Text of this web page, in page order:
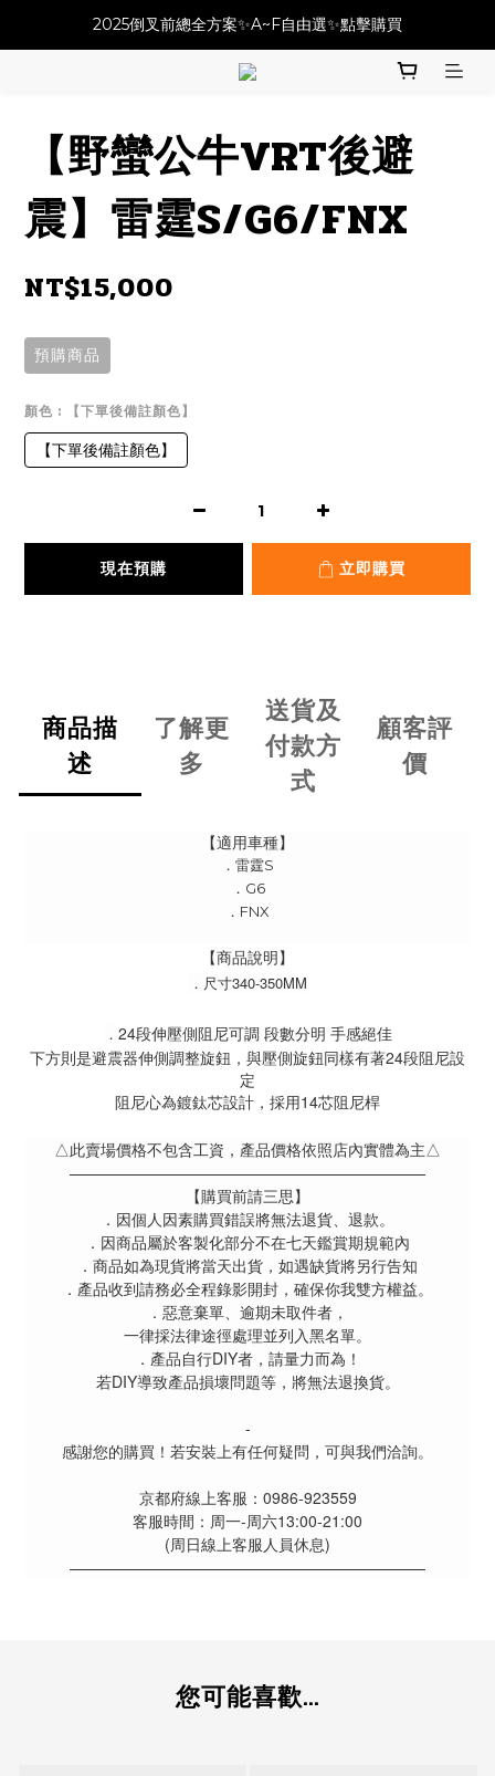
必改龍頭四件套⚡️不用五千六!! 優惠價只要 $ 4899💥
2025倒叉前總全方案✨A~F自由選✨點擊購買
必改龍頭四件套⚡️不用五千六!! 優惠價只要 $ 4899💥
【野蠻公牛VRT後避
震】雷霆S/G6/FNX
NT$15,000
預購商品
顏色 : 【下單後備註顏色】
【下單後備註顏色】
現在預購 立即購買
商品描
述
了解更
多
送貨及
付款方
式
顧客評
價
【適用車種】
．雷霆S
．G6
．FNX
【商品說明】
．尺寸340-350MM
． 24段伸壓側阻尼可調 段數分明 手感絕佳
下方則是避震器伸側調整旋鈕，與壓側旋鈕同樣有著24段阻尼設
定
阻尼心為鍍鈦芯設計，採用14芯阻尼桿
△此賣場價格不包含工資，產品價格依照店內實體為主△
———————————————————————
【購買前請三思】
．因個人因素購買錯誤將無法退貨、退款。
．因商品屬於客製化部分不在七天鑑賞期規範內
．商品如為現貨將當天出貨，如遇缺貨將另行告知
．產品收到請務必全程錄影開封，確保你我雙方權益。
．惡意棄單、逾期未取件者，
一律採法律途徑處理並列入黑名單。
．產品自行DIY者，請量力而為！
若DIY導致產品損壞問題等，將無法退換貨。
-
感謝您的購買！若安裝上有任何疑問，可與我們洽詢。
京都府線上客服：0986-923559
客服時間：周一-周六13:00-21:00
(周日線上客服人員休息)
———————————————————————
您可能喜歡...